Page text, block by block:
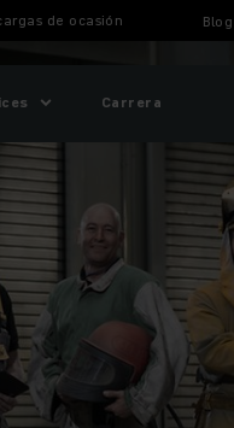
de ocasión Blog
Carrera